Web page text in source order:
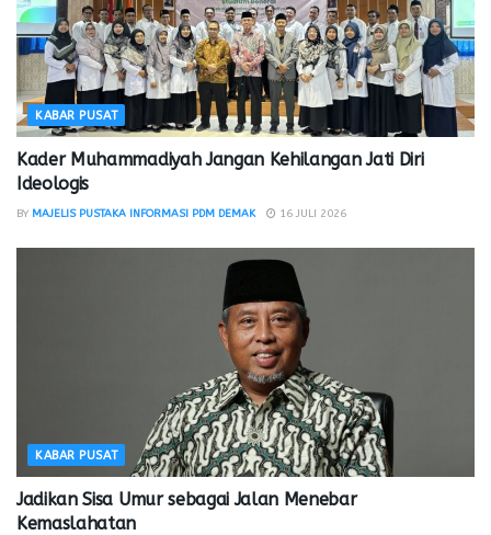
KABAR PUSAT
Kader Muhammadiyah Jangan Kehilangan Jati Diri
Ideologis
BY MAJELIS PUSTAKA INFORMASI PDM DEMAK 16 JULI 2026
KABAR PUSAT
Jadikan Sisa Umur sebagai Jalan Menebar
Kemaslahatan